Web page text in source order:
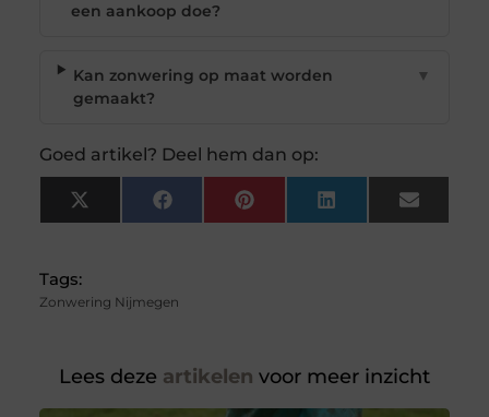
een aankoop doe?
Kan zonwering op maat worden
gemaakt?
▼
Goed artikel? Deel hem dan op:
X
(Twitter)
FacebookPinterest LinkedIn Email
Tags:
Zonwering Nijmegen
Lees deze artikelen voor meer inzicht